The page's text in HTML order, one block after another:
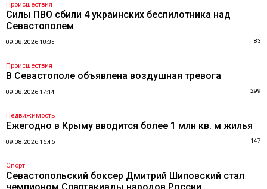
Происшествия
Силы ПВО сбили 4 украинских беспилотника над
Севастополем
09.08.2026 18:35 83
Происшествия
В Севастополе объявлена воздушная тревога
09.08.2026 17:14 299
Недвижимость
Ежегодно в Крыму вводится более 1 млн кв. м жилья
09.08.2026 16:46 147
Спорт
Севастопольский боксер Дмитрий Шиповский стал